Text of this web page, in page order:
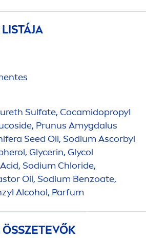
tes
Sulfate, Cocamidopropyl
Prunus Amygdalus
Seed Oil, Sodium Ascorbyl
Glycerin, Glycol
Sodium Chloride,
Oil, Sodium Benzoate,
Alcohol, Parfum